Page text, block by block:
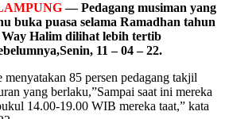
— Pedagang musiman yang
buka puasa selama Ramadhan tahun
Halim dilihat lebih tertib
11 – 04 – 22.
85 persen pedagang takjil
yang berlaku,”Sampai saat ini mereka
14.00-19.00 WIB mereka taat,” kata